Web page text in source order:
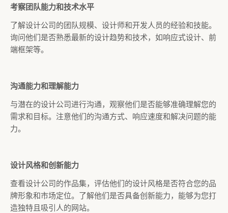
考察团队能力和技术水平
了解设计公司的团队规模、设计师和开发人员的经验和技能。
询问他们是否熟悉最新的设计趋势和技术，如响应式设计、前
端框架等。
沟通能力和理解能力
与潜在的设计公司进行沟通，观察他们是否能够准确理解您的
需求和目标。注意他们的沟通方式、响应速度和解决问题的能
力。
设计风格和创新能力
查看设计公司的作品集，评估他们的设计风格是否符合您的品
牌形象和市场定位。了解他们是否具备创新能力，能够为您打
造独特且吸引人的网站。